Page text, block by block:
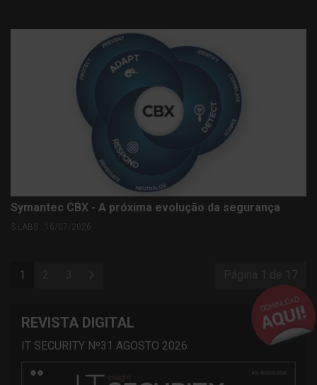
Symantec CBX - A próxima evolução da segurança
S.LABS . 16/07/2026
1
REVISTA DIGITAL
IT SECURITY Nº31 AGOSTO 2026